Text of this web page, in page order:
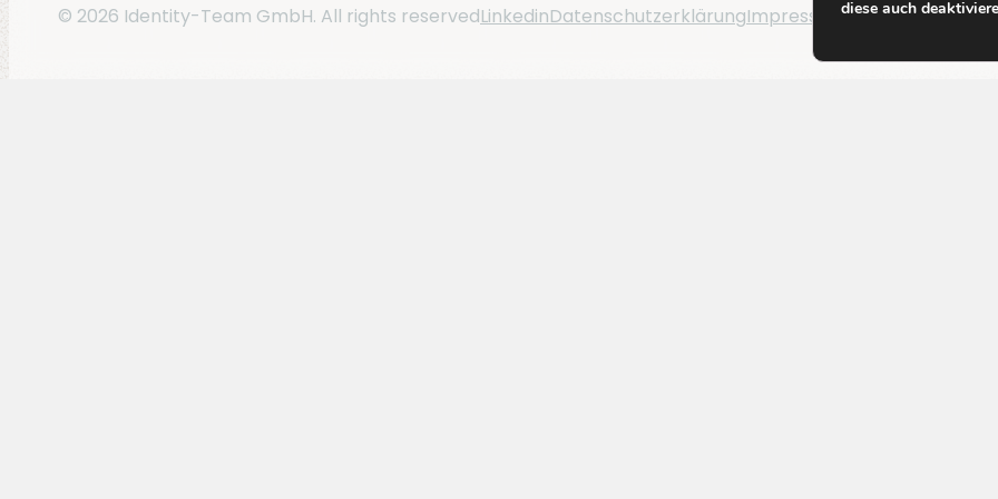
© 2026 Identity-Team GmbH. All rights reservedLinkedinDatenschutzerklärungImpressumdiese auch